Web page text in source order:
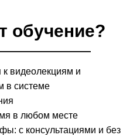
обучение?
к видеолекциям и
в системе
в любом месте
с консультациями и без